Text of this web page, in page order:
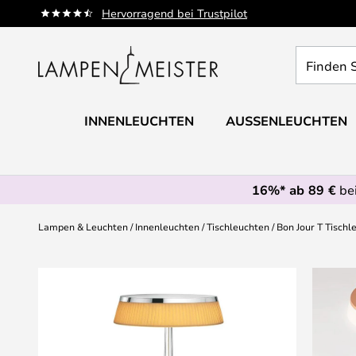
Hervorragend bei Trustpilot
Zum
Inhalt
Sie
Leuchte...
INNENLEUCHTEN AUSSENLEUCHTEN
16%* ab 89 €
Lampen & Leuchten Innenleuchten Tischleuchten Bon Jour T